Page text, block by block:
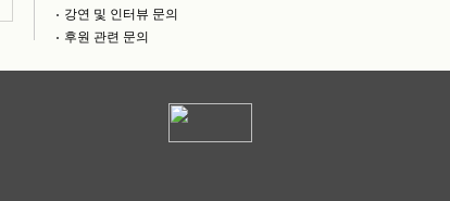
강연 및 인터뷰 문의
후원 관련 문의